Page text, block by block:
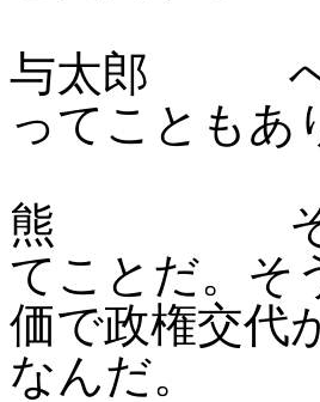
与太郎 へぇ
ってこともあ
熊 それは
てことだ。そ
価で政権交代
なんだ。